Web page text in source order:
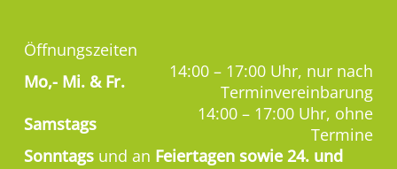
Öffnungszeiten
Mo,- Mi. & Fr.
14:00 – 17:00 Uhr, nur nach
Terminvereinbarung
Samstags
14:00 – 17:00 Uhr, ohne
Termine
Sonntags und an Feiertagen sowie 24. und